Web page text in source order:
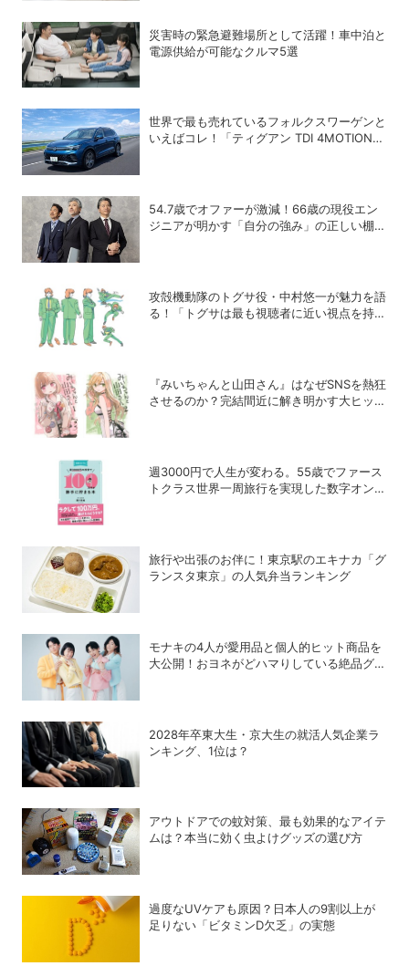
災害時の緊急避難場所として活躍！車中泊と
電源供給が可能なクルマ5選
世界で最も売れているフォルクスワーゲンと
いえばコレ！「ティグアン TDI 4MOTION
54.7歳でオファーが激減！66歳の現役エン
ジニアが明かす「自分の強み」の正しい棚卸
攻殻機動隊のトグサ役・中村悠一が魅力を語
る！「トグサは最も視聴者に近い視点を持っ
『みいちゃんと山田さん』はなぜSNSを熱狂
させるのか？完結間近に解き明かす大ヒット
週3000円で人生が変わる。55歳でファース
トクラス世界一周旅行を実現した数字オンチ
旅行や出張のお伴に！東京駅のエキナカ「グ
ランスタ東京」の人気弁当ランキング
モナキの4人が愛用品と個人的ヒット商品を
大公開！おヨネがどハマりしている絶品グル
2028年卒東大生・京大生の就活人気企業ラ
ンキング、1位は？
アウトドアでの蚊対策、最も効果的なアイテ
ムは？本当に効く虫よけグッズの選び方
過度なUVケアも原因？日本人の9割以上が
足りない「ビタミンD欠乏」の実態